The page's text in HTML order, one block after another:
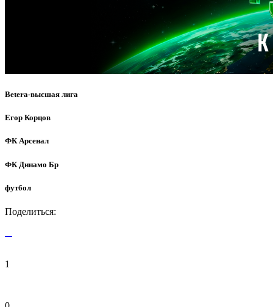
Betera-высшая лига
Егор Корцов
ФК Арсенал
ФК Динамо Бр
футбол
Поделиться:
1